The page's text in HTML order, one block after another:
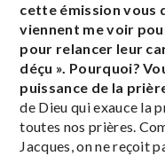
cette émission vous
viennent me voir
pour relancer leur
déçu ». Pourquoi?
puissance de la
de Dieu qui exauce la
toutes nos prières.
Jacques, on ne reçoit